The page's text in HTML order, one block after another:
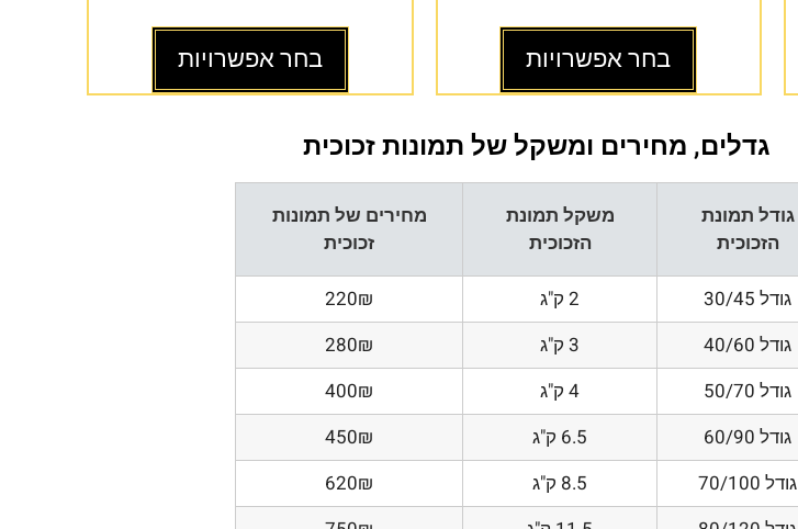
בחר אפשרויות בחר אפשרויות
גדלים, מחירים ומשקל של תמונות זכוכית
גודל תמונת
הזכוכית
משקל תמונת
הזכוכית
מחירים של תמונות
זכוכית
גודל 30/45 2 ק"ג
220₪
גודל 40/60
3 ק"ג
280₪
גודל 50/70
4 ק"ג
400₪
גודל 60/90
6.5 ק"ג
450₪
גודל 70/100
8.5 ק"ג
620₪